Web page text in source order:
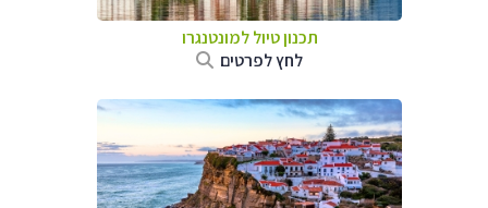
תכנון טיול למונטנגרו
לחץ לפרטים